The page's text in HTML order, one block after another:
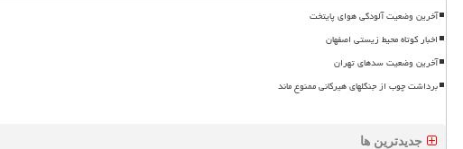
آخرین وضعیت آلودگی هوای پایتخت
اخبار کوتاه محیط زیستی اصفهان
آخرین وضعیت سدهای تهران
برداشت چوب از جنگلهای هیرکانی ممنوع ماند
جدیدترین ها